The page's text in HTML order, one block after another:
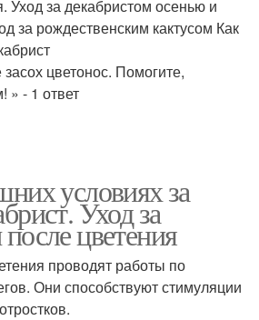
Уход за декабристом осенью и
за рождественским кактусом Как
цветонос. Помогите,
» - 1 ответ
условиях за
Уход за
цветения
проводят работы по
Они способствуют стимуляции